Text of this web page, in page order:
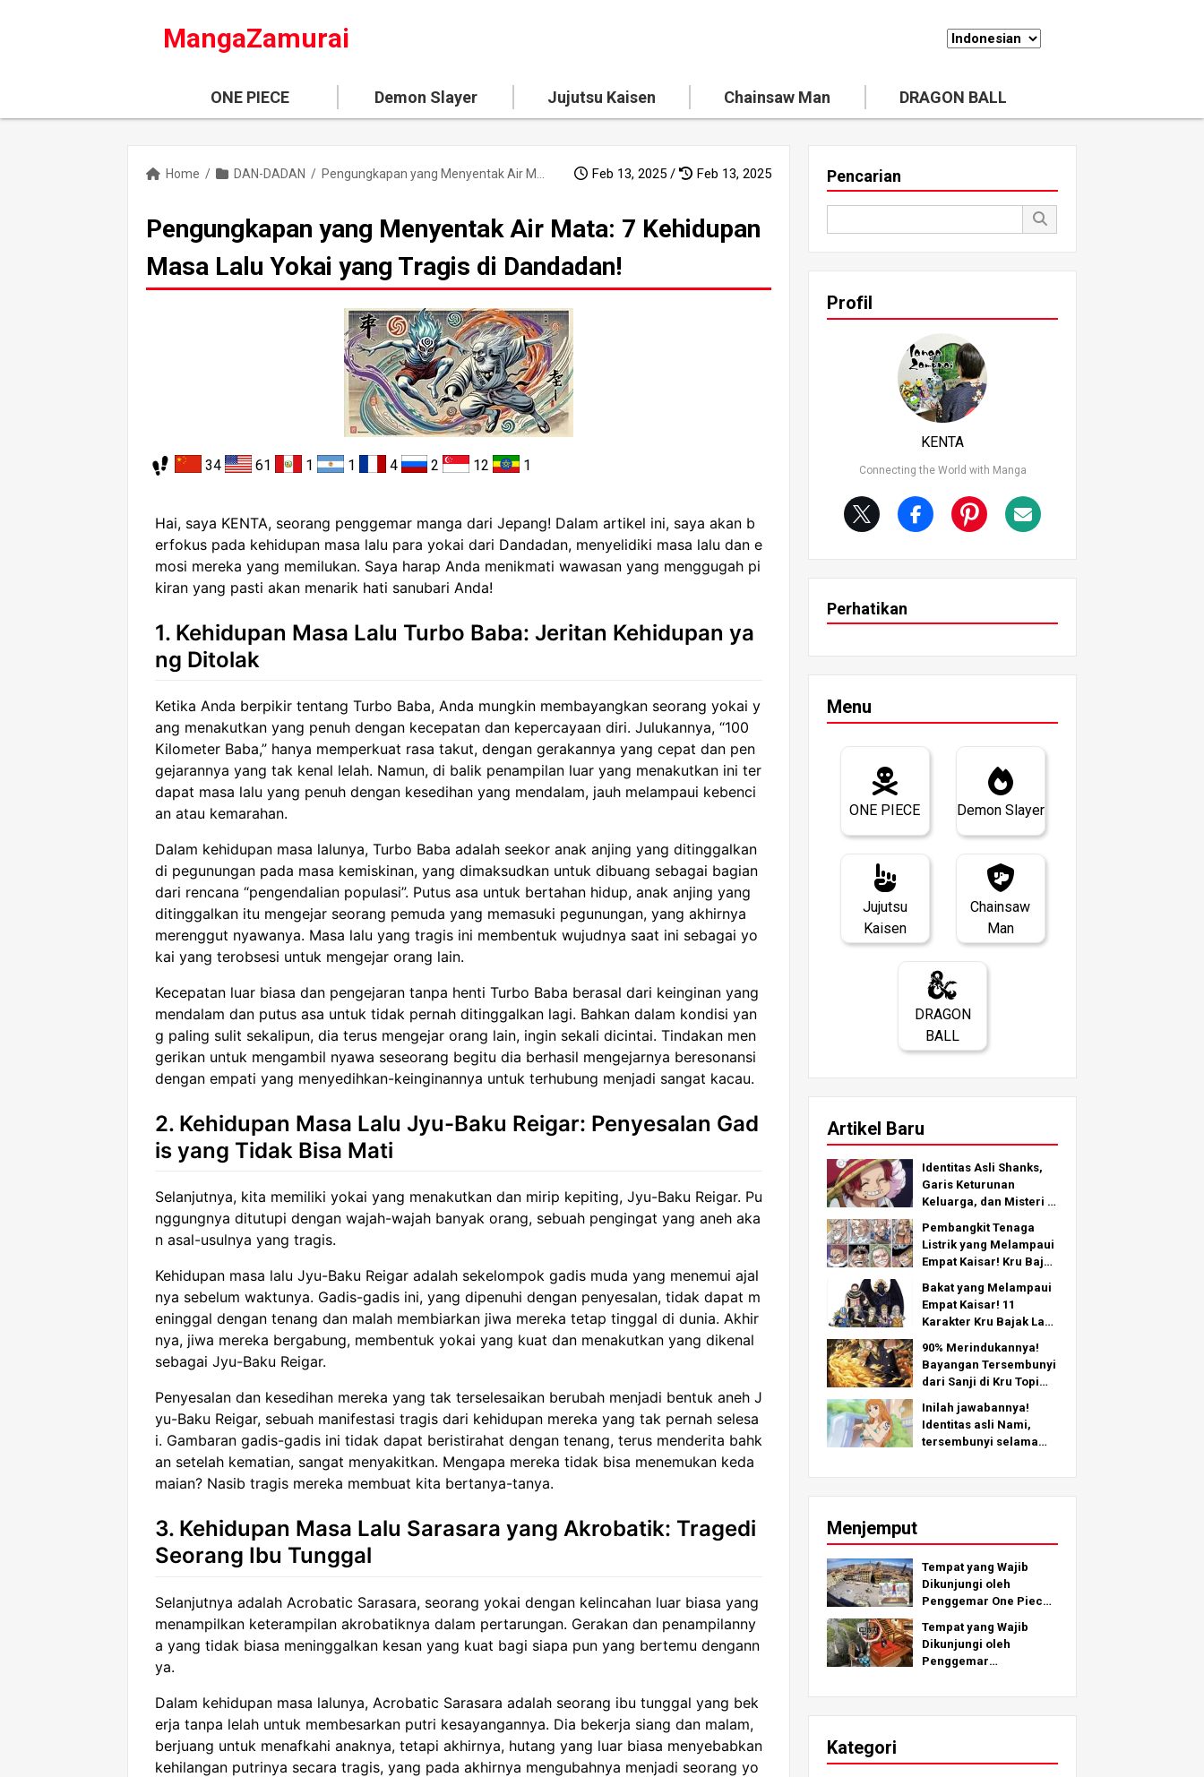
MangaZamurai
ONE PIECE Demon Slayer Jujutsu Kaisen Chainsaw Man DRAGON BALL
Home / DAN-DADAN / Feb 13, 2025 / Feb 13, 2025
Pengungkapan yang Menyentak Air Mata: 7 Kehidupan
Masa Lalu Yokai yang Tragis di Dandadan!
34 61 1 1 4 2 12 1
Hai, saya KENTA, seorang penggemar manga dari Jepang! Dalam artikel ini, saya akan b
erfokus pada kehidupan masa lalu para yokai dari Dandadan, menyelidiki masa lalu dan e
mosi mereka yang memilukan. Saya harap Anda menikmati wawasan yang menggugah pi
kiran yang pasti akan menarik hati sanubari Anda!
1. Kehidupan Masa Lalu Turbo Baba: Jeritan Kehidupan ya
ng Ditolak
Ketika Anda berpikir tentang Turbo Baba, Anda mungkin membayangkan seorang yokai y
ang menakutkan yang penuh dengan kecepatan dan kepercayaan diri. Julukannya, “100
Kilometer Baba,” hanya memperkuat rasa takut, dengan gerakannya yang cepat dan pen
gejarannya yang tak kenal lelah. Namun, di balik penampilan luar yang menakutkan ini ter
dapat masa lalu yang penuh dengan kesedihan yang mendalam, jauh melampaui kebenci
an atau kemarahan.
Dalam kehidupan masa lalunya, Turbo Baba adalah seekor anak anjing yang ditinggalkan
di pegunungan pada masa kemiskinan, yang dimaksudkan untuk dibuang sebagai bagian
dari rencana “pengendalian populasi”. Putus asa untuk bertahan hidup, anak anjing yang
ditinggalkan itu mengejar seorang pemuda yang memasuki pegunungan, yang akhirnya
merenggut nyawanya. Masa lalu yang tragis ini membentuk wujudnya saat ini sebagai yo
kai yang terobsesi untuk mengejar orang lain.
Kecepatan luar biasa dan pengejaran tanpa henti Turbo Baba berasal dari keinginan yang
mendalam dan putus asa untuk tidak pernah ditinggalkan lagi. Bahkan dalam kondisi yan
g paling sulit sekalipun, dia terus mengejar orang lain, ingin sekali dicintai. Tindakan men
gerikan untuk mengambil nyawa seseorang begitu dia berhasil mengejarnya beresonansi
dengan empati yang menyedihkan-keinginannya untuk terhubung menjadi sangat kacau.
2. Kehidupan Masa Lalu Jyu-Baku Reigar: Penyesalan Gad
is yang Tidak Bisa Mati
Selanjutnya, kita memiliki yokai yang menakutkan dan mirip kepiting, Jyu-Baku Reigar. Pu
nggungnya ditutupi dengan wajah-wajah banyak orang, sebuah pengingat yang aneh aka
n asal-usulnya yang tragis.
Kehidupan masa lalu Jyu-Baku Reigar adalah sekelompok gadis muda yang menemui ajal
nya sebelum waktunya. Gadis-gadis ini, yang dipenuhi dengan penyesalan, tidak dapat m
eninggal dengan tenang dan malah membiarkan jiwa mereka tetap tinggal di dunia. Akhir
nya, jiwa mereka bergabung, membentuk yokai yang kuat dan menakutkan yang dikenal
sebagai Jyu-Baku Reigar.
Penyesalan dan kesedihan mereka yang tak terselesaikan berubah menjadi bentuk aneh J
yu-Baku Reigar, sebuah manifestasi tragis dari kehidupan mereka yang tak pernah selesa
i. Gambaran gadis-gadis ini tidak dapat beristirahat dengan tenang, terus menderita bahk
an setelah kematian, sangat menyakitkan. Mengapa mereka tidak bisa menemukan keda
maian? Nasib tragis mereka membuat kita bertanya-tanya.
3. Kehidupan Masa Lalu Sarasara yang Akrobatik: Tragedi
Seorang Ibu Tunggal
Selanjutnya adalah Acrobatic Sarasara, seorang yokai dengan kelincahan luar biasa yang
menampilkan keterampilan akrobatiknya dalam pertarungan. Gerakan dan penampilanny
a yang tidak biasa meninggalkan kesan yang kuat bagi siapa pun yang bertemu dengann
ya.
Dalam kehidupan masa lalunya, Acrobatic Sarasara adalah seorang ibu tunggal yang bek
erja tanpa lelah untuk membesarkan putri kesayangannya. Dia bekerja siang dan malam,
berjuang untuk menafkahi anaknya, tetapi akhirnya, hutang yang luar biasa menyebabkan
kehilangan putrinya secara tragis, yang pada akhirnya mengubahnya menjadi seorang yo
Pencarian
Profil
KENTA
Connecting the World with Manga
Perhatikan
Menu
ONE PIECE Demon Slayer
Jujutsu
Kaisen
Chainsaw
Man
DRAGON
BALL
Artikel Baru
Identitas Asli Shanks,
Garis Keturunan
Keluarga, dan Misteri di
Analisis Mendalam dari
Bab Terbaru!
Pembangkit Tenaga
Listrik yang Melampaui
Empat Kaisar! Kru Bajak
Terkuat TOP 11 (Dari 5
hingga 1)
Bakat yang Melampaui
Empat Kaisar! 11
Karakter Kru Bajak Laut
Peringkat 11 hingga 6)
90% Merindukannya!
Bayangan Tersembunyi
dari Sanji di Kru Topi
Inilah jawabannya!
Identitas asli Nami,
tersembunyi selama
Menjemput
Tempat yang Wajib
Dikunjungi oleh
Penggemar One Piece!
Terinspirasi dari Lokasi
Dunia Nyata di Seluruh
Dunia!
Tempat yang Wajib
Dikunjungi oleh
Penggemar
di Jepang
Kategori